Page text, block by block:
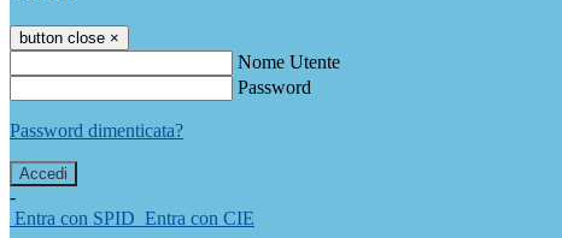
button close ×
Nome Utente
Password
Password dimenticata?
-
Entra con SPID Entra con CIE